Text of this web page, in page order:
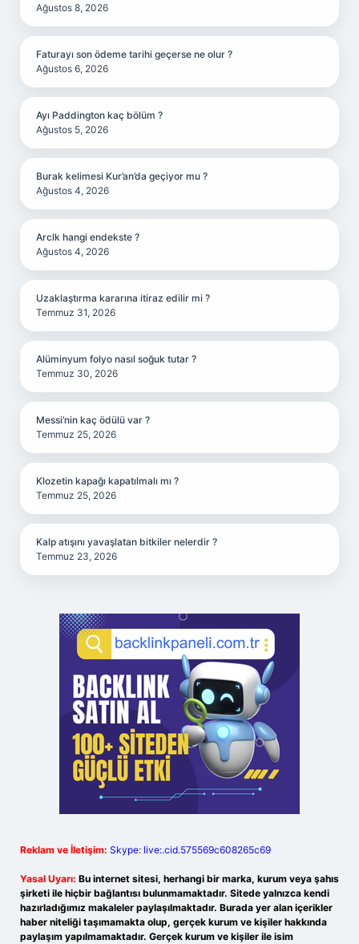
Ağustos 8, 2026
Faturayı son ödeme tarihi geçerse ne olur ?
Ağustos 6, 2026
Ayı Paddington kaç bölüm ?
Ağustos 5, 2026
Burak kelimesi Kur’an’da geçiyor mu ?
Ağustos 4, 2026
Arclk hangi endekste ?
Ağustos 4, 2026
Uzaklaştırma kararına itiraz edilir mi ?
Temmuz 31, 2026
Alüminyum folyo nasıl soğuk tutar ?
Temmuz 30, 2026
Messi’nin kaç ödülü var ?
Temmuz 25, 2026
Klozetin kapağı kapatılmalı mı ?
Temmuz 25, 2026
Kalp atışını yavaşlatan bitkiler nelerdir ?
Temmuz 23, 2026
Reklam ve İletişim: Skype: live:.cid.575569c608265c69
Yasal Uyarı: Bu internet sitesi, herhangi bir marka, kurum veya şahıs
şirketi ile hiçbir bağlantısı bulunmamaktadır. Sitede yalnızca kendi
hazırladığımız makaleler paylaşılmaktadır. Burada yer alan içerikler
haber niteliği taşımamakta olup, gerçek kurum ve kişiler hakkında
paylaşım yapılmamaktadır. Gerçek kurum ve kişiler ile isim